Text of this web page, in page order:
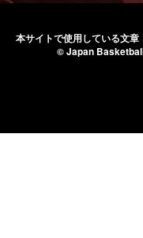
本サイトで使用している文
© Japan